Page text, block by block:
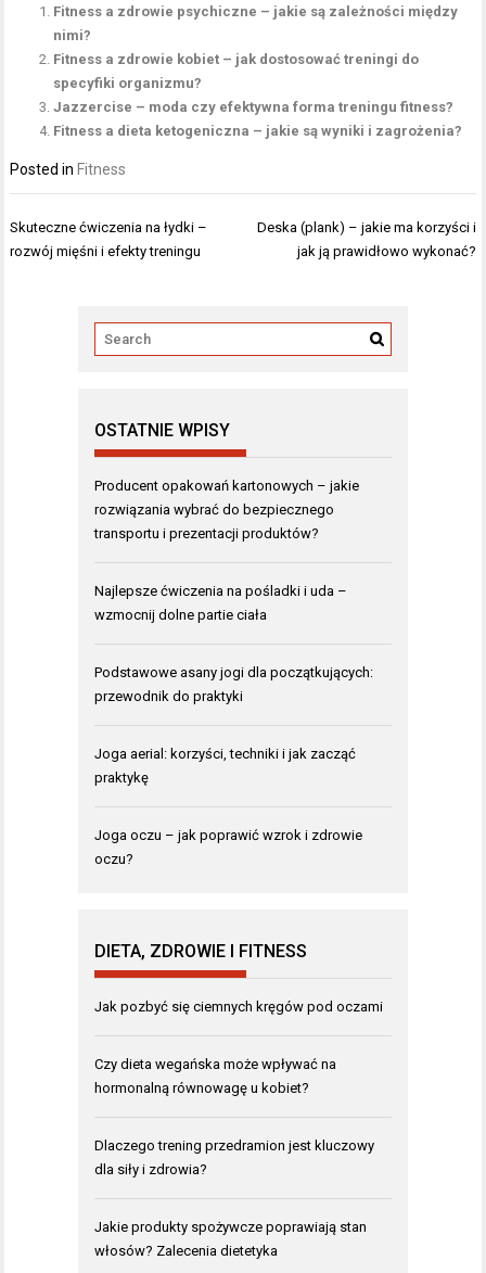
Fitness a zdrowie psychiczne – jakie są zależności między
nimi?
Fitness a zdrowie kobiet – jak dostosować treningi do
specyfiki organizmu?
Jazzercise – moda czy efektywna forma treningu fitness?
Fitness a dieta ketogeniczna – jakie są wyniki i zagrożenia?
Posted in Fitness
Nawigacja
wpisu
Skuteczne ćwiczenia na łydki –
rozwój mięśni i efekty treningu
Deska (plank) – jakie ma korzyści i
jak ją prawidłowo wykonać?
OSTATNIE WPISY
Producent opakowań kartonowych – jakie
rozwiązania wybrać do bezpiecznego
transportu i prezentacji produktów?
Najlepsze ćwiczenia na pośladki i uda –
wzmocnij dolne partie ciała
Podstawowe asany jogi dla początkujących:
przewodnik do praktyki
Joga aerial: korzyści, techniki i jak zacząć
praktykę
Joga oczu – jak poprawić wzrok i zdrowie
oczu?
DIETA, ZDROWIE I FITNESS
Jak pozbyć się ciemnych kręgów pod oczami
Czy dieta wegańska może wpływać na
hormonalną równowagę u kobiet?
Dlaczego trening przedramion jest kluczowy
dla siły i zdrowia?
Jakie produkty spożywcze poprawiają stan
włosów? Zalecenia dietetyka